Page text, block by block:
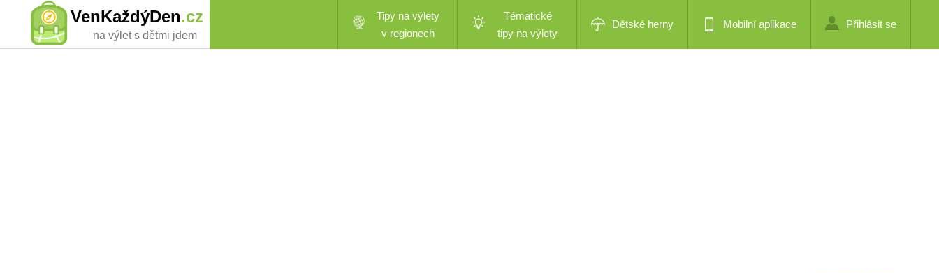
VenKaždýDen.cz
na výlet s dětmi jdem
Tipy na výlety
v regionech
Tématické
tipy na výlety
Dětské herny Mobilní aplikace Přihlásit se